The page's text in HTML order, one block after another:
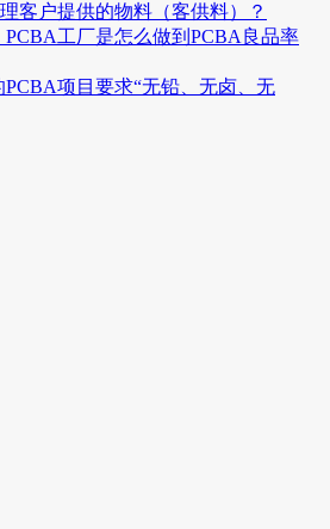
客户提供的物料（客供料）？
工厂是怎么做到PCBA良品率
项目要求“无铅、无卤、无